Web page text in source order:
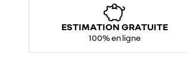
ESTIMATION GRATUITE
100% en ligne